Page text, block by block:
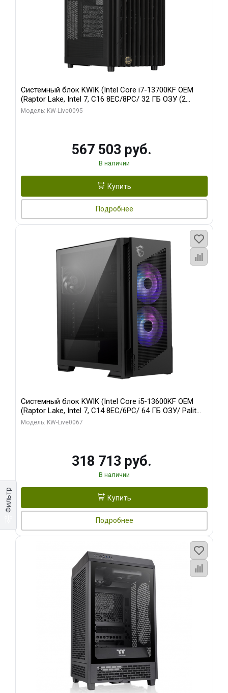
Фильтр
Системный блок KWIK (Intel Core i7-13700KF OEM
(Raptor Lake, Intel 7, C16 8EC/8PC/ 32 ГБ ОЗУ (2
модуля)/ Afox RTX4090 24GB GDDR6X 384-Bit 3xDP
Модель: KW-Live0095
567 503 руб.
В наличии
Купить
Подробнее
Системный блок KWIK (Intel Core i5-13600KF OEM
(Raptor Lake, Intel 7, C14 8EC/6PC/ 64 ГБ ОЗУ/ Palit
RTX5080 GAMINGPRO OC 16GB GDDR7 256bit 3xDP
Модель: KW-Live0067
318 713 руб.
В наличии
Купить
Подробнее